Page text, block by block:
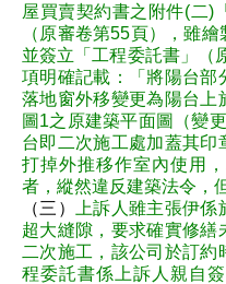
屋買賣契約書之附件(二)
（原審卷第55頁），雖
並簽立「工程委託書」（
項明確記載：「將陽台部
落地窗外移變更為陽台上
圖1之原建築平面圖（變
台即二次施工處加蓋其印
打掉外推移作室內使用
者，縱然違反建築法令，
（三）
上訴人雖主張伊
超大縫隙，要求確實修繕
二次施工，該公司於訂
程委託書係上訴人親自